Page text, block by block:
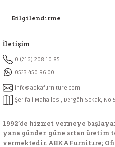
Bilgilendirme
İletişim
0 (216) 208 10 85
0533 450 96 00
info@abkafurniture.com
Şerifali Mahallesi, Dergâh Sokak,
1992’de hizmet vermeye
yana günden güne artan üretim
vermektedir. ABKA Furniture;